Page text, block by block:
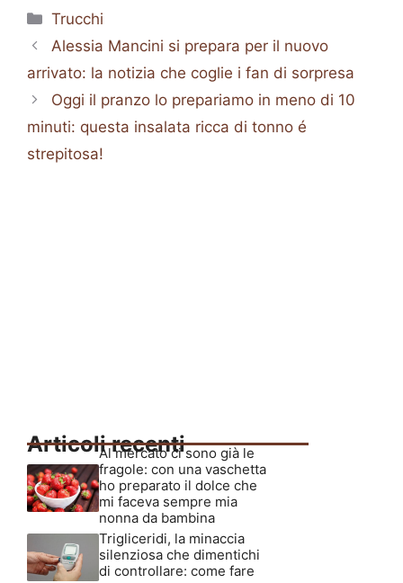
Categorie
Trucchi
Alessia Mancini si prepara per il nuovo
arrivato: la notizia che coglie i fan di sorpresa
Oggi il pranzo lo prepariamo in meno di 10
minuti: questa insalata ricca di tonno é
strepitosa!
Articoli recenti
Al mercato ci sono già le
fragole: con una vaschetta
ho preparato il dolce che
mi faceva sempre mia
nonna da bambina
Trigliceridi, la minaccia
silenziosa che dimentichi
di controllare: come fare